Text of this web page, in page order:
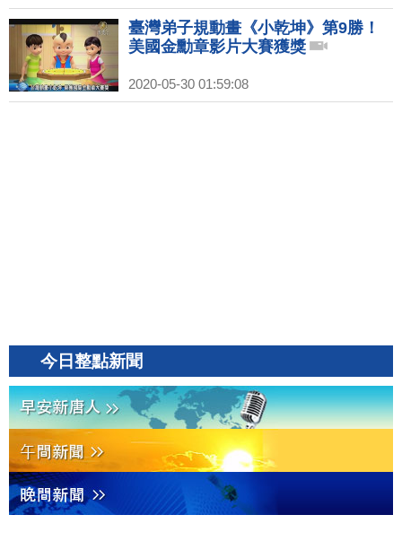
臺灣弟子規動畫《小乾坤》第9勝！
美國金勳章影片大賽獲獎
2020-05-30 01:59:08
今日整點新聞